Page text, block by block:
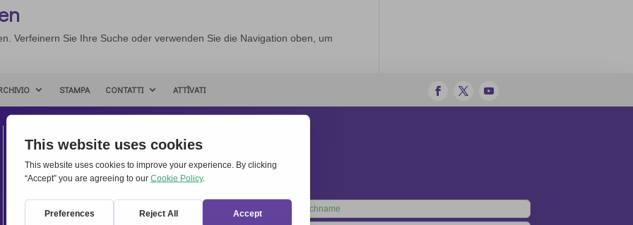
Verfeinern Sie Ihre Suche oder verwenden Sie die Navigation oben, um
STAMPA CONTATTI ATTÌVATI
Internationales Sekretariat:
Via Frascati 336, 00040 Rocca di Papa (Rom), Italien
Tel. +39 06 94798302
this